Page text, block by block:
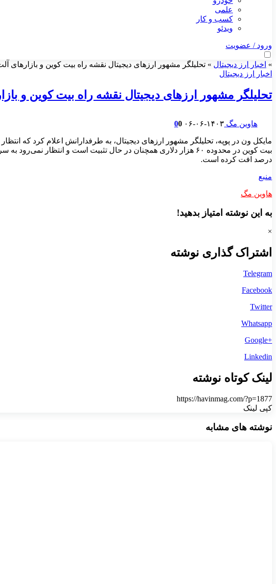
علمی
کسب و کار
ویدئو
ورود / عضویت
» اخبار ارز دیجیتال » تحلیلگر مشهور ارزهای دیجیتال نقشه راه بیت کوین و بازارهای
اخبار ارز دیجیتال
تحلیلگر مشهور ارزهای دیجیتال نقشه راه بیت کوین و
هاوین مگ ۱۴۰۳-۰۶-۰۶ 00
مایکل ون در پوپه، تحلیلگر مشهور ارزهای دیجیتال، به طرفدارانش اعلام کرد که
درصد افت کرده است.
منبع
هاوین مگ
به این نوشته امتیاز بدهید!
×
اشتراک گذاری نوشته
Telegram
Facebook
Twitter
Whatsapp
+Google
Linkedin
لینک کوتاه نوشته
https://havinmag.com/?p=1877
کپی لینک
نوشته های مشابه